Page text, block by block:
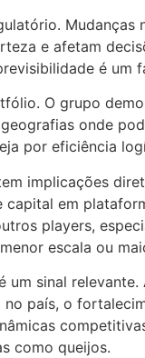
Mudanças
e afetam
é um
O grupo
onde
por eficiência
implicações
capital em
players,
escala ou
um sinal
país, o
como queijos.